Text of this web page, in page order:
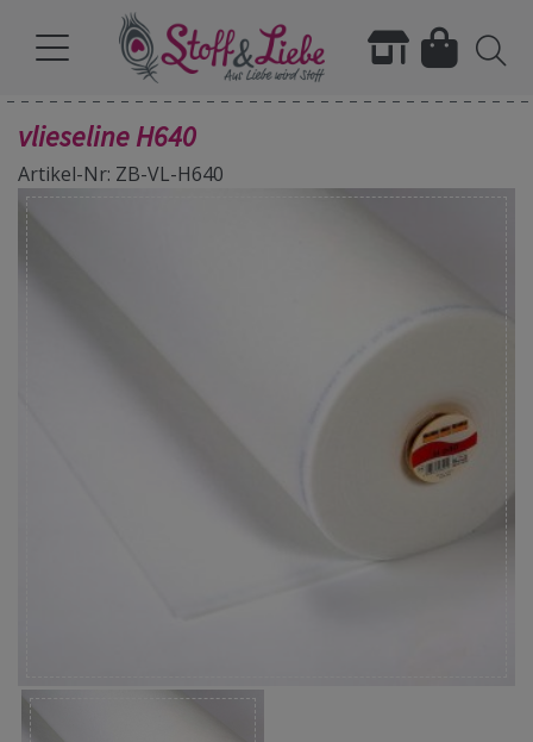
vlieseline H640
Artikel-Nr: ZB-VL-H640